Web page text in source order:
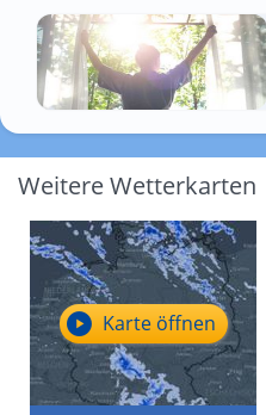
Weitere Wetterkarten
Karte öffnen